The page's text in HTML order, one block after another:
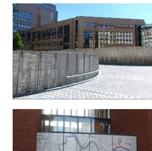
NUTRECO IN AMERSFOORT
RÉSIDENCE PALACE IN BRUSSEL, BELGIË